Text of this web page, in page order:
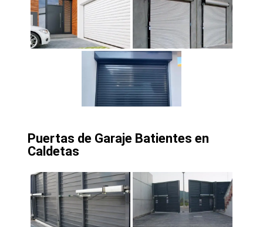
Puertas de Garaje Batientes en
Caldetas